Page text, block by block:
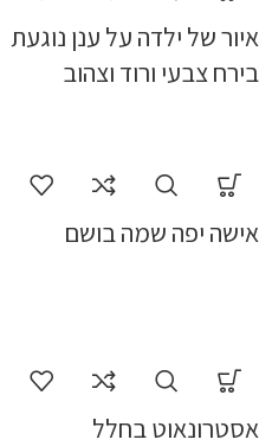
איור של ילדה על ענן נוגעת
בירח צבעי ורוד וצהוב
אישה יפה שמה בושם
אסטרונאוט בחלל